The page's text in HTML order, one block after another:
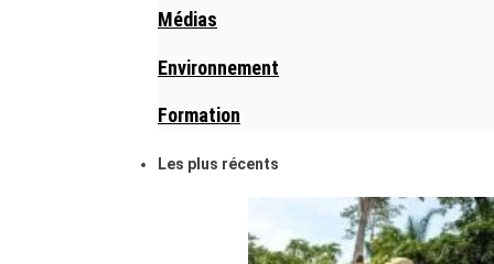
Médias
Environnement
Formation
Les plus récents